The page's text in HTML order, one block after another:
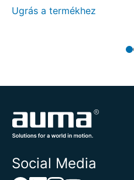
Ugrás a termékhez
Social Media